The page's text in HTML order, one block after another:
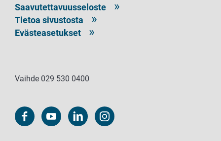
Saavutettavuusseloste
Tietoa sivustosta
Evästeasetukset
Vaihde 029 530 0400